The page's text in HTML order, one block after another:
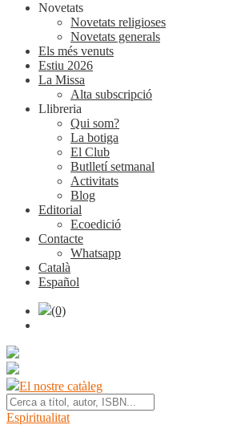
Novetats
Novetats religioses
Novetats generals
Els més venuts
Estiu 2026
La Missa
Alta subscripció
Llibreria
Qui som?
La botiga
El Club
Butlletí setmanal
Activitats
Blog
Editorial
Ecoedició
Contacte
Whatsapp
Català
Español
(0)
El nostre catàleg
Espiritualitat